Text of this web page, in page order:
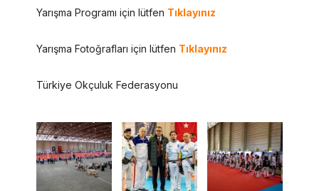
Yarışma Programı için lütfen Tıklayınız
Yarışma Fotoğrafları için lütfen Tıklayınız
Türkiye Okçuluk Federasyonu